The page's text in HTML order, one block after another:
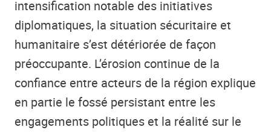
intensification notable des initiatives
diplomatiques, la situation sécuritaire et
humanitaire s’est détériorée de façon
préoccupante. L’érosion continue de la
confiance entre acteurs de la région explique
en partie le fossé persistant entre les
engagements politiques et la réalité sur le